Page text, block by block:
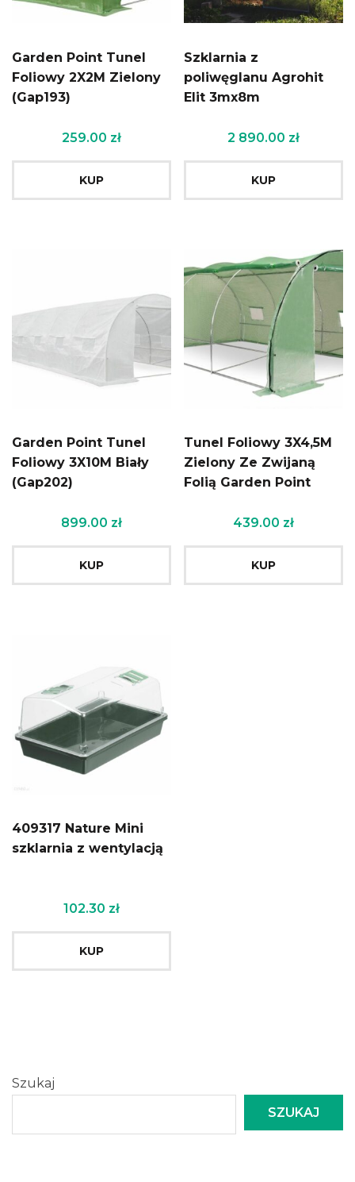
Garden Point Tunel
Foliowy 2X2M Zielony
(Gap193)
259.00 zł
KUP
Szklarnia z
poliwęglanu Agrohit
Elit 3mx8m
2 890.00 zł
KUP
Garden Point Tunel
Foliowy 3X10M Biały
(Gap202)
899.00 zł
KUP
Tunel Foliowy 3X4,5M
Zielony Ze Zwijaną
Folią Garden Point
439.00 zł
KUP
409317 Nature Mini
szklarnia z wentylacją
102.30 zł
KUP
Szukaj
SZUKAJ